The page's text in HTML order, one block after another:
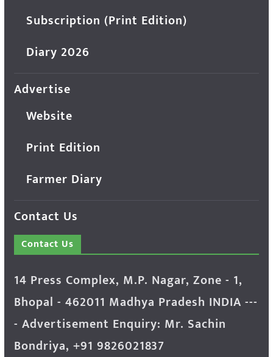
Subscription (Print Edition)
Diary 2026
Advertise
Website
Print Edition
Farmer Diary
Contact Us
Contact Us
14 Press Complex, M.P. Nagar, Zone - 1,
Bhopal - 462011 Madhya Pradesh INDIA ---
- Advertisement Enquiry: Mr. Sachin
Bondriya, +91 9826021837